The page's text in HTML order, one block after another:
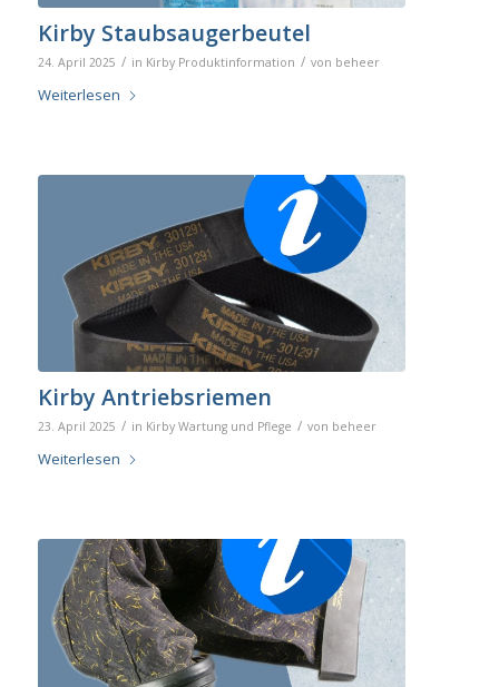
Kirby Staubsaugerbeutel
24. April 2025 / in Kirby Produktinformation / von beheer
Weiterlesen
Kirby Antriebsriemen
23. April 2025 / in Kirby Wartung und Pflege / von beheer
Weiterlesen